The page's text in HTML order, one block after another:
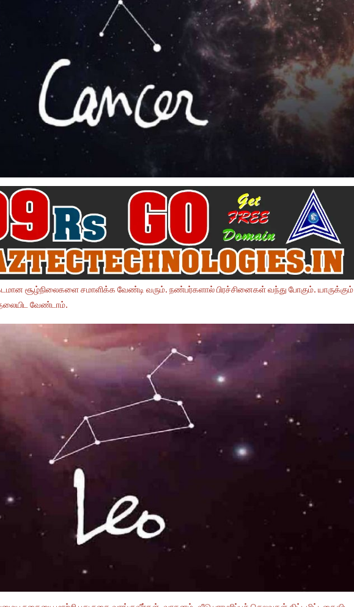
சூழ்நிலைகளை சமாளிக்க வேண்டி வரும். நண்பர்களால் பிரச்சினைகள் வந்து போகும். யாருக்கும்
வேண்டாம்.